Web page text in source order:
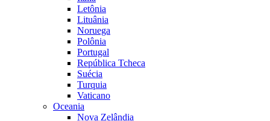
Letônia
Lituânia
Noruega
Polônia
Portugal
República Tcheca
Suécia
Turquia
Vaticano
Oceania
Nova Zelândia